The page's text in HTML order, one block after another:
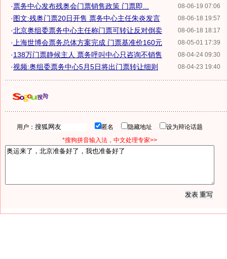
08-06-19 07:06
·票务中心发布残奥会门票销售政策 门票即...
08-06-18 19:57
·图文:残奥门票20日开售 票务中心主任朱炎发言
08-06-18 18:17
·北京奥组委票务中心主任称门票可转让反对倒卖
08-05-01 17:39
· 上海世博会票务总体方案完成 门票基准价160元
08-04-24 09:30
·138万门票静候主人 票务呼叫中心只咨询不销售
08-04-23 19:40
·视频:奥组委票务中心5月5日将出门票转让细则
用户： 匿名 隐藏地址
设为辩论话题
*搜狗拼音输入法，中文处理专家>>